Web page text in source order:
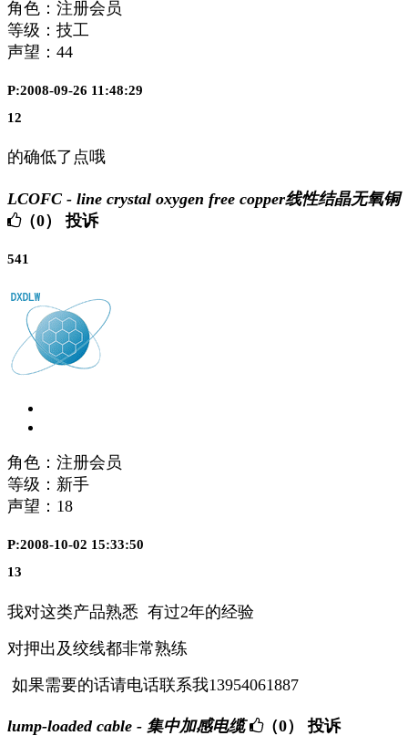
角色：注册会员
等级：技工
声望： 44
P:2008-09-26 11:48:29
12
的确低了点哦
LCOFC - line crystal oxygen free copper线性结晶无氧铜
（0）
投诉
541
角色：注册会员
等级：新手
声望： 18
P:2008-10-02 15:33:50
13
我对这类产品熟悉 有过2年的经验
对押出及绞线都非常熟练
如果需要的话请电话联系我13954061887
lump-loaded cable - 集中加感电缆 （0） 投诉